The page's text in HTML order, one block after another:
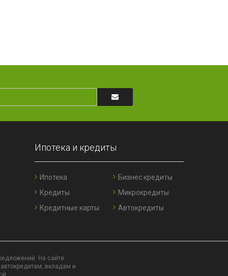
Ипотека и кредиты
Ипотека
Кредиты
Кредитные карты
Бизнес кредиты
Микрокредиты
Автокредиты
На сайте
вкладам и